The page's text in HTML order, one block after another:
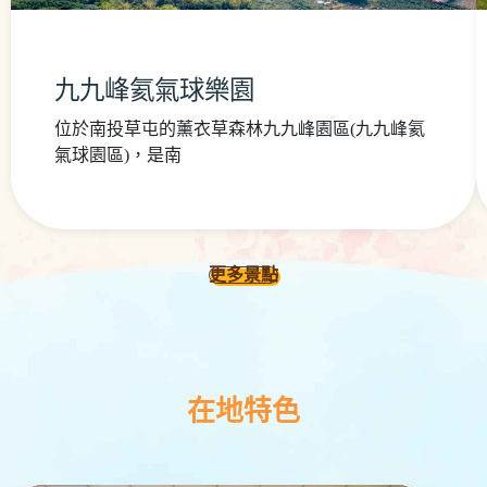
九九峰氦氣球樂園
位於南投草屯的薰衣草森林九九峰園區(九九峰氦
氣球園區)，是南
更多景點
在地特色